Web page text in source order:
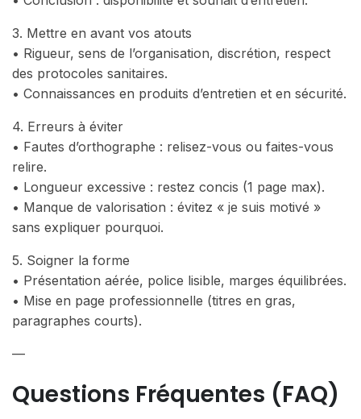
3. Mettre en avant vos atouts
• Rigueur, sens de l’organisation, discrétion, respect
des protocoles sanitaires.
• Connaissances en produits d’entretien et en sécurité.
4. Erreurs à éviter
• Fautes d’orthographe : relisez-vous ou faites-vous
relire.
• Longueur excessive : restez concis (1 page max).
• Manque de valorisation : évitez « je suis motivé »
sans expliquer pourquoi.
5. Soigner la forme
• Présentation aérée, police lisible, marges équilibrées.
• Mise en page professionnelle (titres en gras,
paragraphes courts).
—
Questions Fréquentes (FAQ)